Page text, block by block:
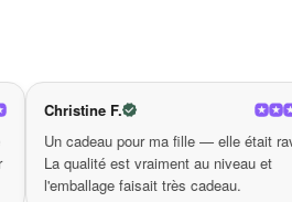
tout en restant
fille — elle était ravie.
au niveau et
très cadeau.
Valerie M.
Produit
redire.
aussi